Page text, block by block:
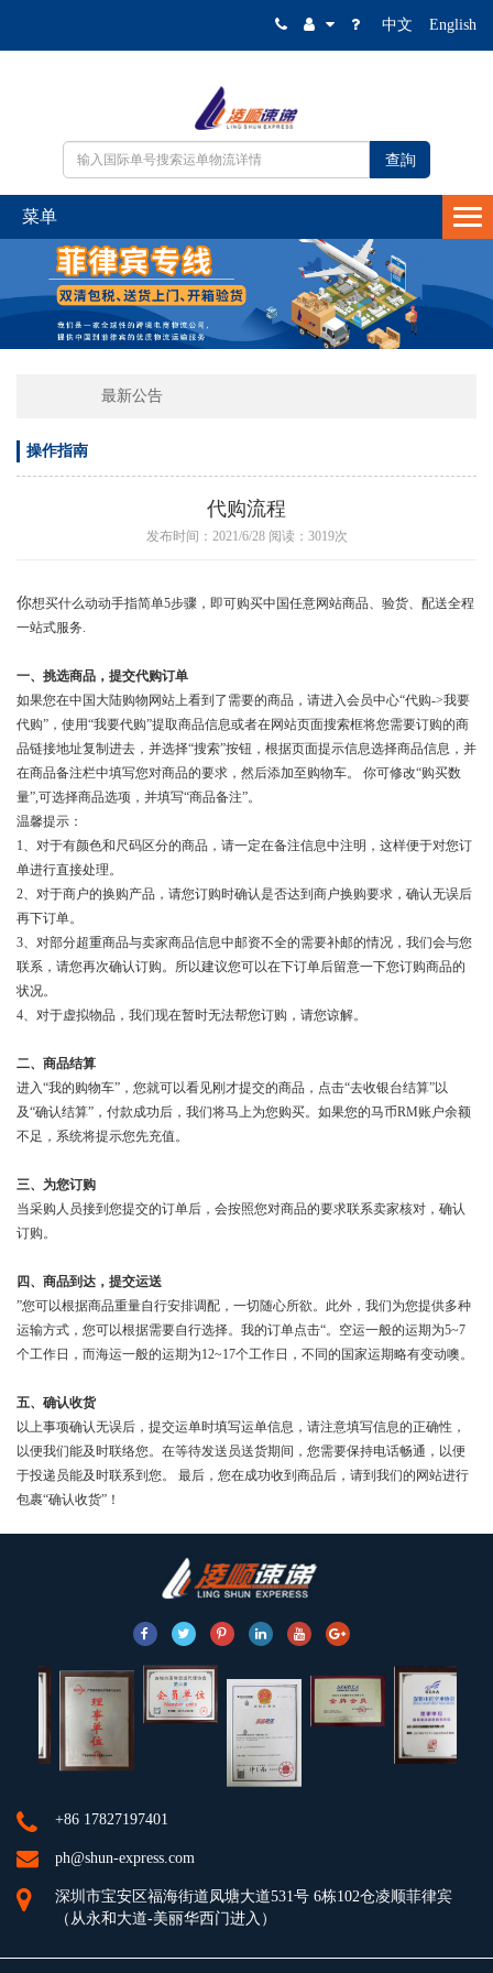
中文 English
最新公告
操作指南
代购流程
发布时间：2021/6/28 阅读：3019次
你想买什么动动手指简单5步骤，即可购买中国任意网站商品、验货、配送全程
一站式服务.
一、挑选商品，提交代购订单
如果您在中国大陆购物网站上看到了需要的商品，请进入会员中心“代购->我要
代购”，使用“我要代购”提取商品信息或者在网站页面搜索框将您需要订购的商
品链接地址复制进去，并选择“搜索”按钮，根据页面提示信息选择商品信息，并
在商品备注栏中填写您对商品的要求，然后添加至购物车。 你可修改“购买数
量”,可选择商品选项，并填写“商品备注”。
温馨提示：
1、对于有颜色和尺码区分的商品，请一定在备注信息中注明，这样便于对您订
单进行直接处理。
2、对于商户的换购产品，请您订购时确认是否达到商户换购要求，确认无误后
再下订单。
3、对部分超重商品与卖家商品信息中邮资不全的需要补邮的情况，我们会与您
联系，请您再次确认订购。所以建议您可以在下订单后留意一下您订购商品的
状况。
4、对于虚拟物品，我们现在暂时无法帮您订购，请您谅解。
二、商品结算
进入“我的购物车”，您就可以看见刚才提交的商品，点击“去收银台结算”以
及“确认结算”，付款成功后，我们将马上为您购买。如果您的马币RM账户余额
不足，系统将提示您先充值。
三、为您订购
当采购人员接到您提交的订单后，会按照您对商品的要求联系卖家核对，确认
订购。
四、商品到达，提交运送
”您可以根据商品重量自行安排调配，一切随心所欲。此外，我们为您提供多种
运输方式，您可以根据需要自行选择。我的订单点击“。空运一般的运期为5~7
个工作日，而海运一般的运期为12~17个工作日，不同的国家运期略有变动噢。
五、确认收货
以上事项确认无误后，提交运单时填写运单信息，请注意填写信息的正确性，
以便我们能及时联络您。在等待发送员送货期间，您需要保持电话畅通，以便
于投递员能及时联系到您。 最后，您在成功收到商品后，请到我们的网站进行
包裹“确认收货”！
+86 17827197401
ph@shun-express.com
深圳市宝安区福海街道凤塘大道531号 6栋102仓凌顺菲律宾
（从永和大道-美丽华西门进入）